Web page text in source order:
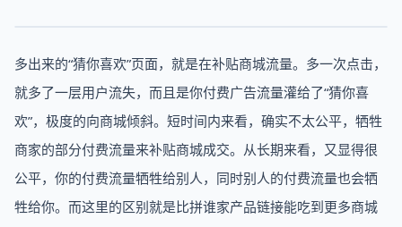
‍多出来的“猜你喜欢”页面，就是在补贴商城流量。多一次点击，
就多了一层用户流失，而且是你付费广告流量灌给了“猜你喜
欢”，极度的向商城倾斜。‍‍‍短时间内来看，确实不太公平，牺牲
商家的部分付费流量来补贴商城成交。‍‍‍‍‍‍‍‍‍‍‍‍‍‍‍‍‍‍‍‍‍‍‍‍‍‍‍‍‍‍‍‍‍‍‍‍‍‍‍‍‍‍‍‍‍‍‍‍‍‍‍‍‍‍‍‍‍‍‍‍‍‍‍‍‍‍‍‍‍‍‍‍‍‍从长期来看，又显得很
公平，你的付费流量牺牲给别人，同时别人的付费流量也会牺
牲给你。‍而这里的区别就是比拼谁家产品链接能吃到更多商城